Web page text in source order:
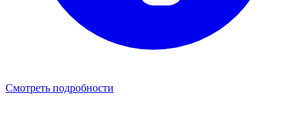
Смотреть подробности